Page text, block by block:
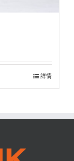
詳情